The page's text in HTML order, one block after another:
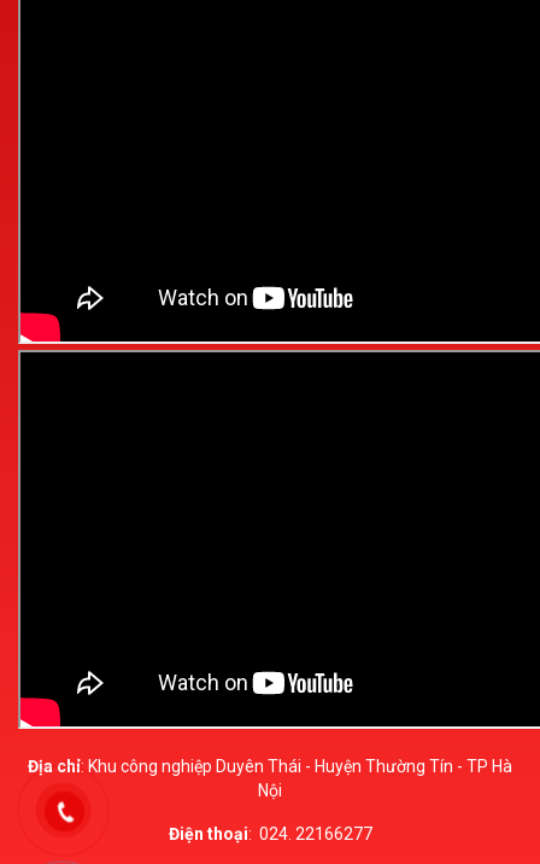
Địa chỉ: Khu công nghiệp Duyên Thái - Huyện Thường Tín - TP Hà
Nội
Điện thoại: 024. 22166277